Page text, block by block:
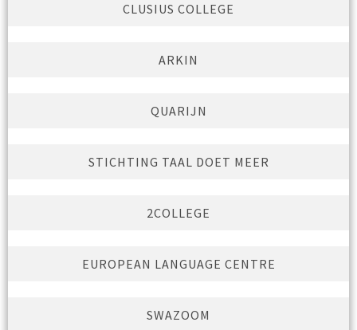
CLUSIUS COLLEGE
ARKIN
QUARIJN
STICHTING TAAL DOET MEER
2COLLEGE
EUROPEAN LANGUAGE CENTRE
SWAZOOM